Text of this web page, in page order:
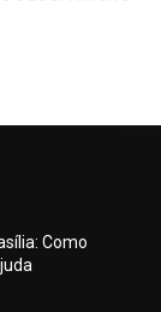
Como